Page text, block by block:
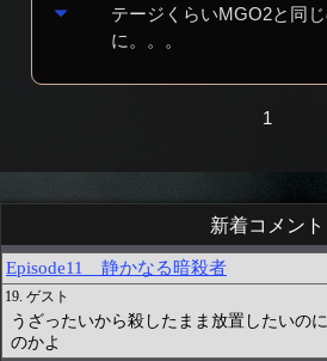
テージくらいMGO2と同
に。。。
1
新着コメント